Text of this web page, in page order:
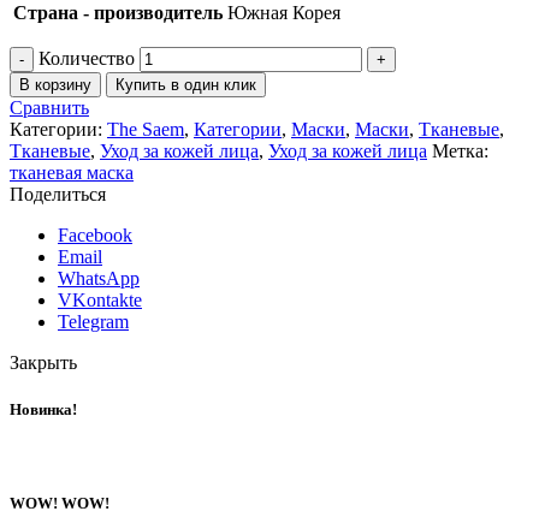
Страна - производитель Южная Корея
Количество
В корзину Купить в один клик
Сравнить
Категории: The Saem, Категории, Маски, Маски, Тканевые,
Тканевые, Уход за кожей лица, Уход за кожей лица Метка:
тканевая маска
Поделиться
Facebook
Email
WhatsApp
VKontakte
Telegram
Закрыть
Новинка!
WOW! WOW!